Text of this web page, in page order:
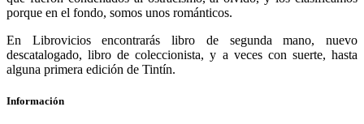
porque en el fondo, somos unos románticos.
En Librovicios encontrarás libro de segunda mano, nuevo
descatalogado, libro de coleccionista, y a veces con suerte, hasta
alguna primera edición de Tintín.
Información